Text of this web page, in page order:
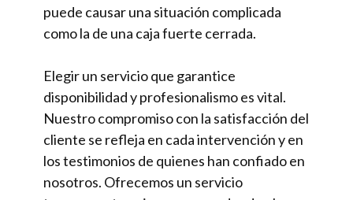
puede causar una situación complicada
como la de una caja fuerte cerrada.
Elegir un servicio que garantice
disponibilidad y profesionalismo es vital.
Nuestro compromiso con la satisfacción del
cliente se refleja en cada intervención y en
los testimonios de quienes han confiado en
nosotros. Ofrecemos un servicio